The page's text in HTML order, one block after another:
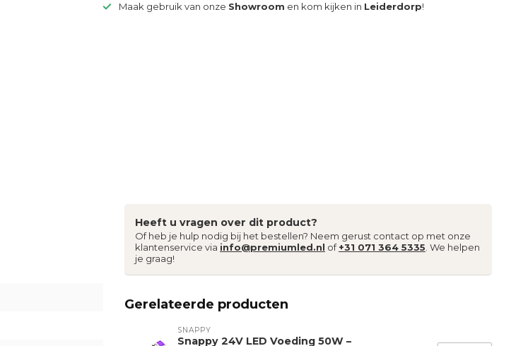
Maak gebruik van onze Showroom en kom kijken in Leiderdorp!
Heeft u vragen over dit product?
Of heb je hulp nodig bij het bestellen? Neem gerust contact op met onze
klantenservice via info@premiumled.nl of+31 071 364 5335 . We helpen
je graag!
Gerelateerde producten
SNAPPY
Snappy 24V LED Voeding 50W –